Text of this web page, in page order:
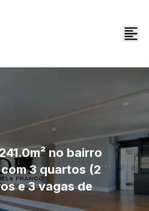
no bairro
3 quartos (2
e 3 vagas de